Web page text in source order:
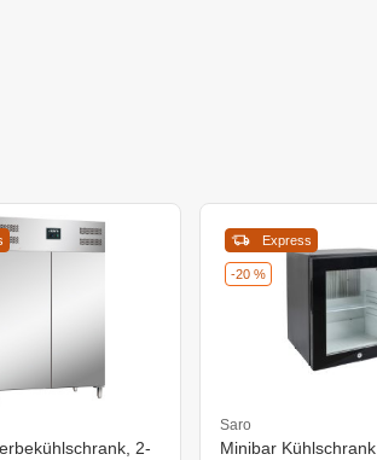
2-
-20 %
Express
Saro
Minibar Kühlschrank